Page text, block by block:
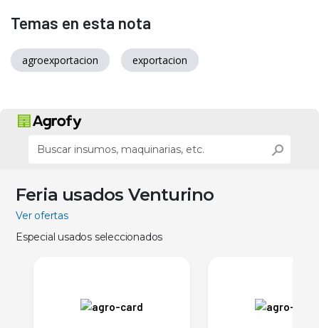
Temas en esta nota
agroexportacion exportacion
Feria usados Venturino
Ver ofertas
Especial usados seleccionados